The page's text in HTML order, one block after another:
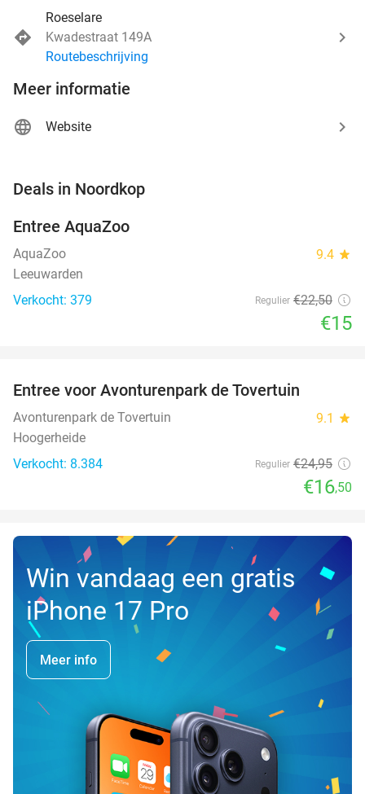
Roeselare
Kwadestraat 149A
Routebeschrijving
Meer informatie
Website
Deals in Noordkop
TODAY
Entree AquaZoo
AquaZoo 9.4 star
Leeuwarden
Verkocht: 379
Regulier €22,50
€15
TODAY
Entree voor Avonturenpark de Tovertuin
Avonturenpark de Tovertuin 9.1 star
Hoogerheide
Verkocht: 8.384
Regulier €24,95
€16,50
Win vandaag een gratis
iPhone 17 Pro
Meer info